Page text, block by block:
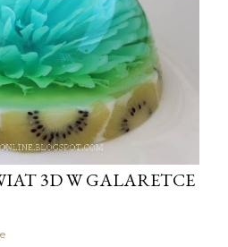
3D W GALARETCE